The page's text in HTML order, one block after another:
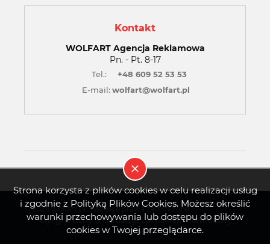
Strona korzysta z plików cookies w celu realizacji usług
i zgodnie z Polityką Plików Cookies. Możesz określić
warunki przechowywania lub dostępu do plików
cookies w Twojej przeglądarce.
Kontakt
WOLFART Agencja Reklamowa
Pn. - Pt. 8-17
Tel.:
+48 609 52 53 53
E-mail:wolfart@wolfart.pl
© 2026 wolfart.pl. Wszelkie prawa zastrzeżone.
Styl graficzny ShopGadget.pl
Sklep internetowy
Shoper.pl